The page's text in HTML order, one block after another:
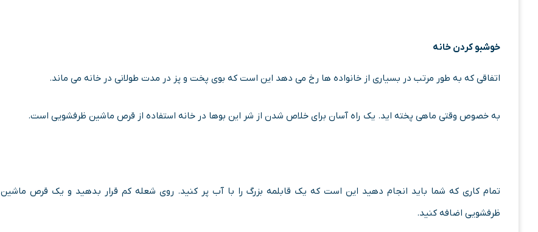
خوشبو کردن خانه
اتفاقی که به طور مرتب در بسیاری از خانواده ها رخ می دهد این است که بوی پخت و پز در مدت طولانی در خانه می ماند.
به خصوص وقتی ماهی پخته اید. یک راه آسان برای خلاص شدن از شر این بوها در خانه استفاده از قرص ماشین ظرفشویی است.
تمام کاری که شما باید انجام دهید این است که یک قابلمه بزرگ را با آب پر کنید. روی شعله کم قرار بدهید و یک قرص ماشین
ظرفشویی اضافه کنید.